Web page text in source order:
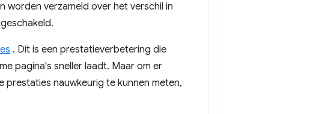
worden verzameld over het verschil in
. Dit is een prestatieverbetering die
pagina's sneller laadt. Maar om er
nauwkeurig te kunnen meten,